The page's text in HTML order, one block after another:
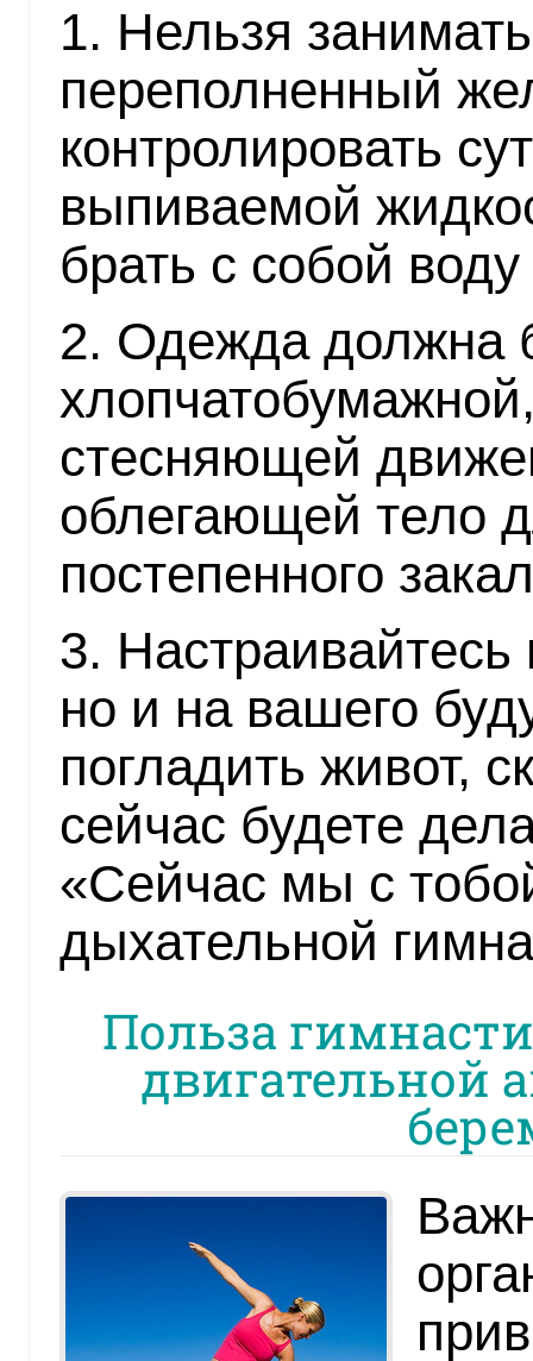
1. Нельзя
переполненный
контролировать
выпиваемой
брать с собой
2. Одежда должна
стесняющей
облегающей тело
постепенного
3. Настраивайтесь
но и на вашего
погладить живот,
сейчас будете
«Сейчас мы с
дыхательной
Польза
двигательной